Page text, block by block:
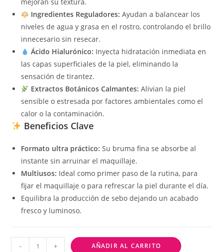
mejoran su textura.
Ingredientes Reguladores: Ayudan a balancear los
niveles de agua y grasa en el rostro, controlando el brillo
innecesario sin resecar.
Ácido Hialurónico: Inyecta hidratación inmediata en
las capas superficiales de la piel, eliminando la
sensación de tirantez.
Extractos Botánicos Calmantes: Alivian la piel
sensible o estresada por factores ambientales como el
calor o la contaminación.
Beneficios Clave
Formato ultra práctico: Su bruma fina se absorbe al
instante sin arruinar el maquillaje.
Multiusos: Ideal como primer paso de la rutina, para
fijar el maquillaje o para refrescar la piel durante el día.
Equilibra la producción de sebo dejando un acabado
fresco y luminoso.
- + AÑADIR AL CARRITO